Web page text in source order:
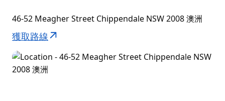
46-52 Meagher Street Chippendale NSW 2008 澳洲
獲取路線